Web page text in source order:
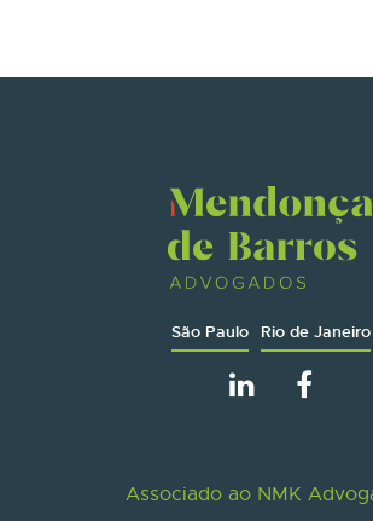
São Paulo Rio de Janeiro
Associado ao NMK